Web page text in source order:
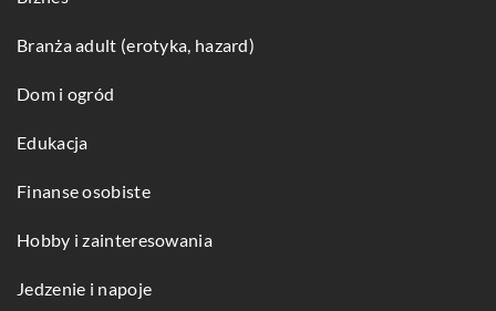
Branża adult (erotyka, hazard)
Dom i ogród
Edukacja
Finanse osobiste
Hobby i zainteresowania
Jedzenie i napoje